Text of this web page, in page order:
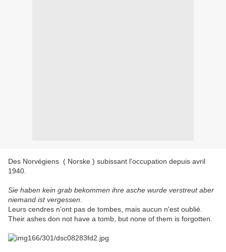
Des Norvégiens ( Norske ) subissant l'occupation depuis avril
1940.
Sie haben kein grab bekommen ihre asche wurde verstreut aber
niemand ist vergessen
Leurs cendres n'ont pas de tombes, mais aucun n'est oublié.
Their ashes don not have a tomb, but none of them is forgotten.